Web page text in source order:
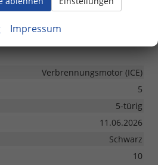
Verbrennungsmotor (ICE)
5
5-türig
11.06.2026
Schwarz
10
Impressum